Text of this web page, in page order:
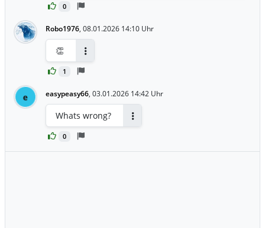
0
Robo1976, 08.01.2026 14:10 Uhr
1
👏
e easypeasy66, 03.01.2026 14:42 Uhr
0
Whats wrong?